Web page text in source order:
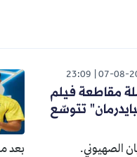
07-08-
23:09
مقاطعة فيلم
تتوسّع
الصهيوني. بعد